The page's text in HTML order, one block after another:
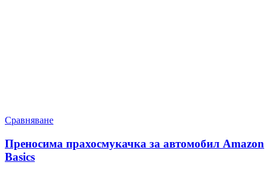
Сравняване
Преносима прахосмукачка за автомобил Amazon
Basics